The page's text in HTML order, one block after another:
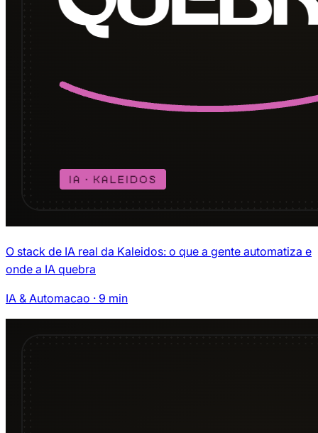
O stack de IA real da Kaleidos: o que a gente automatiza e
onde a IA quebra
IA & Automacao · 9 min